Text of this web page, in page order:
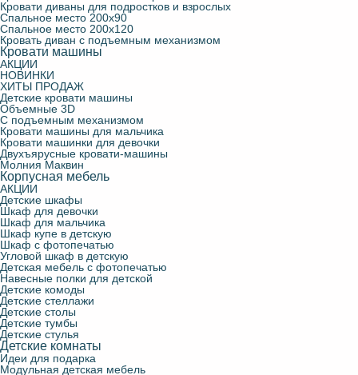
Кровати диваны для подростков и взрослых
Спальное место 200х90
Спальное место 200х120
Кровать диван с подъемным механизмом
Кровати машины
АКЦИИ
НОВИНКИ
ХИТЫ ПРОДАЖ
Детские кровати машины
Объемные 3D
С подъемным механизмом
Кровати машины для мальчика
Кровати машинки для девочки
Двухъярусные кровати-машины
Молния Маквин
Корпусная мебель
АКЦИИ
Детские шкафы
Шкаф для девочки
Шкаф для мальчика
Шкаф купе в детскую
Шкаф с фотопечатью
Угловой шкаф в детскую
Детская мебель с фотопечатью
Навесные полки для детской
Детские комоды
Детские стеллажи
Детские столы
Детские тумбы
Детские стулья
Детские комнаты
Идеи для подарка
Модульная детская мебель